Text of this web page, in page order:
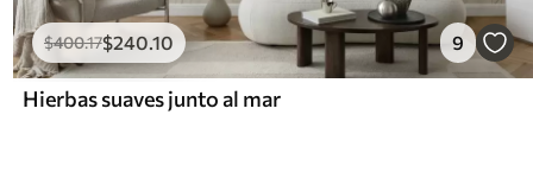
$400.17$240 .10 9
Hierbas suaves junto al mar